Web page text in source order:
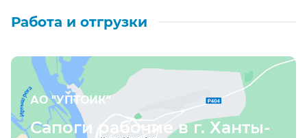
Работа и отгрузки
АО "УПТОИК"
Сапоги рабочие в г. Ханты-